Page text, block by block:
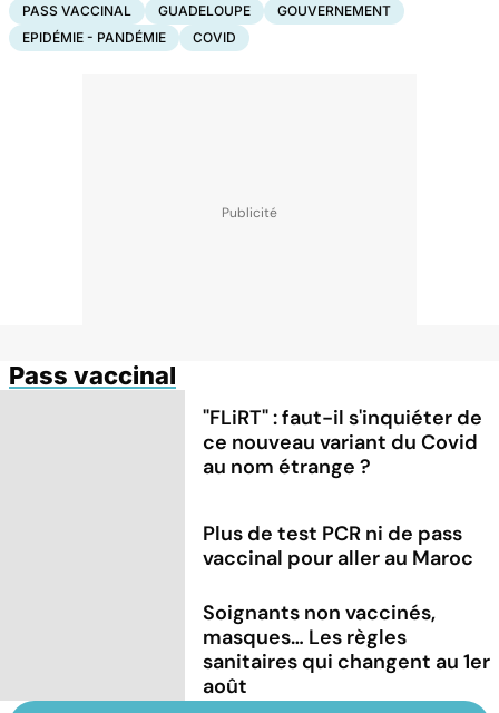
PASS VACCINAL GUADELOUPE
GOUVERNEMENT
EPIDÉMIE - PANDÉMIE
COVID
Pass vaccinal
"FLiRT" : faut-il s'inquiéter de
ce nouveau variant du Covid
au nom étrange ?
Plus de test PCR ni de pass
vaccinal pour aller au Maroc
Soignants non vaccinés,
masques… Les règles
sanitaires qui changent au 1er
août